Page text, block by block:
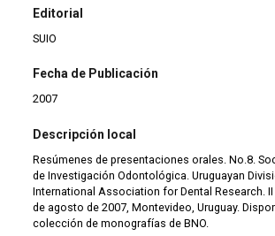
Editorial
SUIO
Fecha de Publicación
2007
Descripción local
Resúmenes de presentaciones orales. No.8.
de Investigación Odontológica. Uruguayan
International Association for Dental Research. II
de agosto de 2007, Montevideo, Uruguay.
colección de monografías de BNO.